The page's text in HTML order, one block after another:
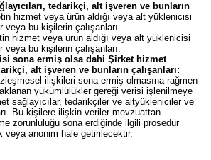
tedarikçi, alt işveren ve bunların
hizmet veya ürün aldığı veya alt yüklenicisi
veya bu kişilerin çalışanları.
hizmet veya ürün aldığı veya alt yüklenicisi
veya bu kişilerin çalışanları.
sona ermiş olsa dahi Şirket hizmet
alt işveren ve bunların çalışanları:
ilişkileri sona ermiş olmasına rağmen
yükümlülükler gereği verisi işlenilmeye
sağlayıcılar, tedarikçiler ve altyükleniciler ve
Bu kişilere ilişkin veriler mevzuattan
zorunluluğu sona erdiğinde ilgili prosedür
veya anonim hale getirilecektir.